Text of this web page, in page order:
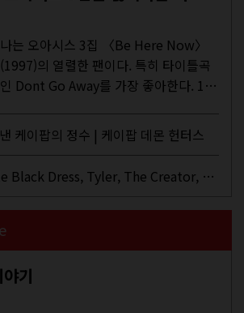
나는 오아시스 3집 〈Be Here Now〉
(1997)의 열렬한 팬이다. 특히 타이틀곡
인 Dont Go Away를 가장 좋아한다. 15
이브·데모·부틀렉을 합쳐 3만 번 이상은
듣지 않았나 싶다. 이토록...
케이팝의 정수 | 케이팝 데몬 헌터스
MUSIC | Little Black Dress, Tyler, The Creator, Essie Jain
기